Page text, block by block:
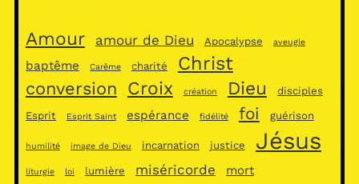
Amour amour de Dieu Apocalypse aveugle
baptême Carême charité Christ
conversion Croix création Dieu disciples
Esprit Esprit Saint espérance fidélité foi guérison
humilité image de Dieu incarnation justice Jésus
liturgie loi lumière miséricorde mort